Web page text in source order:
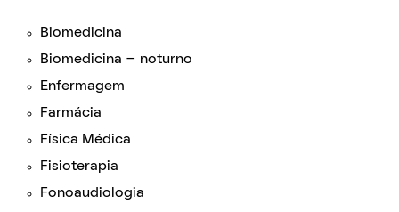
Biomedicina
Biomedicina – noturno
Enfermagem
Farmácia
Física Médica
Fisioterapia
Fonoaudiologia